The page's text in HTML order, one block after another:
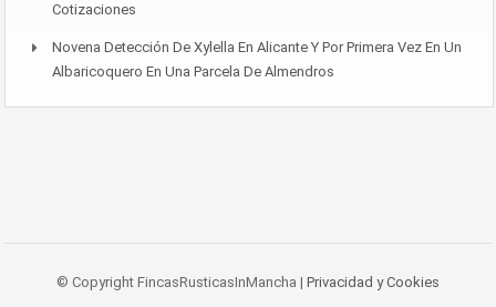
Cotizaciones
Novena Detección De Xylella En Alicante Y Por Primera Vez En Un
Albaricoquero En Una Parcela De Almendros
© Copyright FincasRusticasInMancha | Privacidad y Cookies